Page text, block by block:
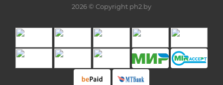
2026 © Copyright ph2.by